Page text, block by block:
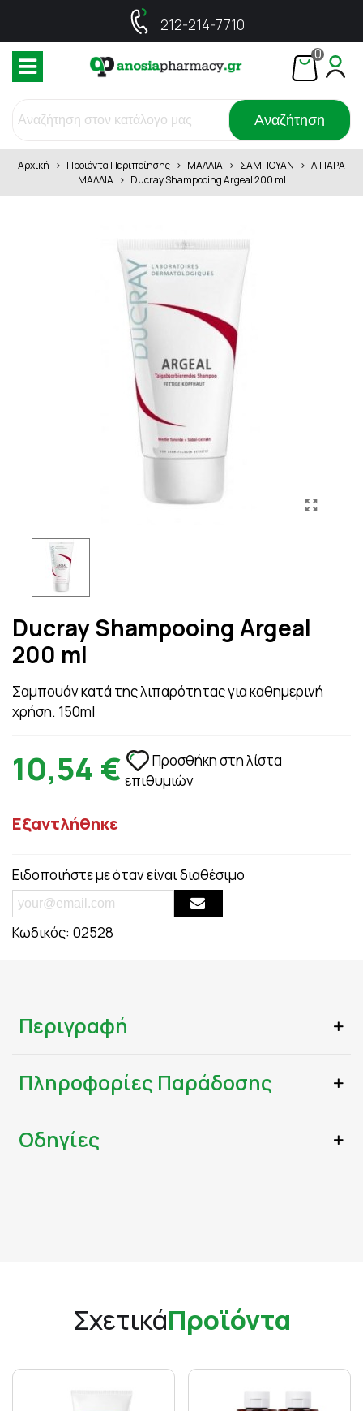
212-214-7710
0
Αναζήτηση
Αρχική > Προϊόντα Περιποίησης > ΜΑΛΛΙΑ > ΣΑΜΠΟΥΑΝ > ΛΙΠΑΡΑ
ΜΑΛΛΙΑ > Ducray Shampooing Argeal 200 ml
Ducray Shampooing Argeal
200 ml
Σαμπουάν κατά της λιπαρότητας για καθημερινή
χρήση. 150ml
10,54 €
Προσθήκη στη λίστα
επιθυμιών
Εξαντλήθηκε
Ειδοποιήστε με όταν είναι διαθέσιμο
Κωδικός: 02528
Περιγραφή
Πληροφορίες Παράδοσης
Οδηγίες
ΣχετικάΠροϊόντα